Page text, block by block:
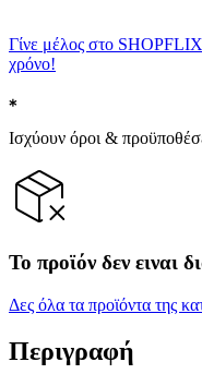
Γίνε μέλος στο
χρόνο!
Ισχύουν όροι &
Το προϊόν δεν ειναι
Δες όλα τα προϊόντα της
Περιγραφή